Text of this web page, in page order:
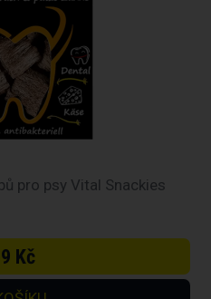
pro psy Vital Snackies
Kč